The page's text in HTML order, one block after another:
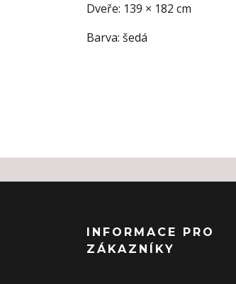
Dveře: 139 × 182 cm
Barva: šedá
INFORMACE PRO
ZÁKAZNÍKY